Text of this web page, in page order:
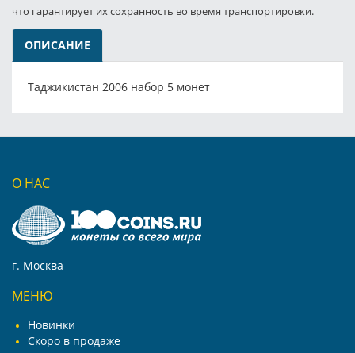
что гарантирует их сохранность во время транспортировки.
ОПИСАНИЕ
Таджикистан 2006 набор 5 монет
О НАС
г. Москва
МЕНЮ
Новинки
Скоро в продаже